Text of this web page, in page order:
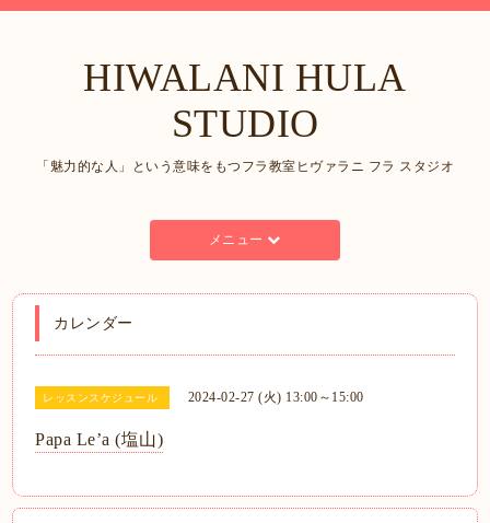
HIWALANI HULA
STUDIO
「魅力的な人」という意味をもつフラ教室ヒヴァラニ フラ スタジオ
メニュー
カレンダー
レッスンスケジュール 2024-02-27 (火) 13:00～15:00
Papa Le’a (塩山)